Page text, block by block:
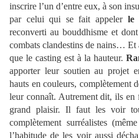
inscrire l’un d’entre eux, à son
par celui qui se fait appeler le
reconverti au bouddhisme et
combats clandestins de nains…
que le casting est à la hauteur.
apporter leur soutien au projet
hauts en couleurs, complètement
leur connaît. Autrement dit, ils en
grand plaisir. Il faut les voir
complètement surréalistes
l’habitude de les voir aussi